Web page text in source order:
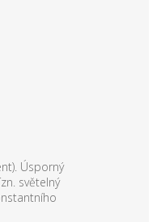
Úsporný
světelný